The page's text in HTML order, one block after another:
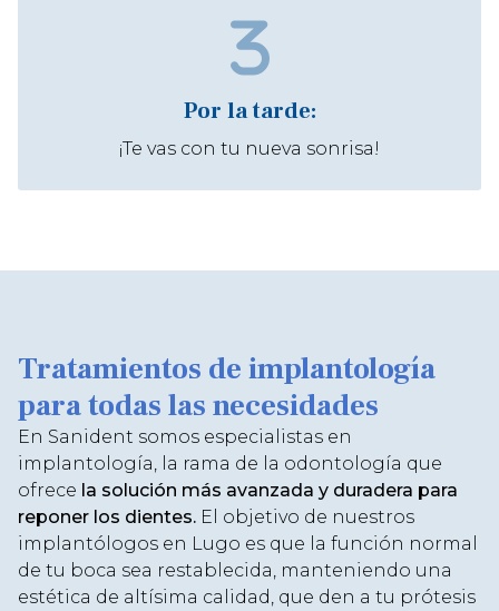
Por la tarde:
¡Te vas con tu nueva sonrisa!
Tratamientos de implantología
para todas las necesidades
En Sanident somos especialistas en
implantología, la rama de la odontología que
ofrece la solución más avanzada y duradera para
reponer los dientes. El objetivo de nuestros
implantólogos en Lugo es que la función normal
de tu boca sea restablecida, manteniendo una
estética de altísima calidad, que den a tu prótesis